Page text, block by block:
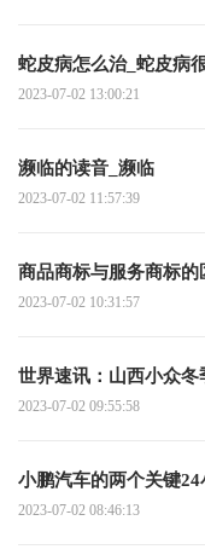
蛇皮病怎么治_蛇皮病
2023-07-02 13:00:21
濒临的读音_濒临
2023-07-02 11:57:39
商品商标与服务商标的
2023-07-02 10:31:57
世界速讯：山西小众
2023-07-02 09:55:58
小鹏汽车的两个关键24
2023-07-02 08:46:13